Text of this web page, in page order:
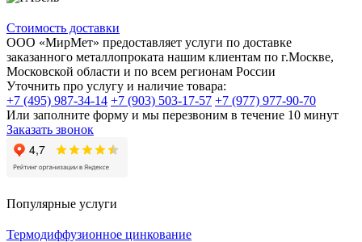
Стоимость доставки
ООО «МирМет» предоставляет услуги по доставке
заказанного металлопроката нашим клиентам по г.Москве,
Московской области и по всем регионам России
Уточнить про услугу и наличие товара:
+7 (495) 987-34-14 +7 (903) 503-17-57 +7 (977) 977-90-70
Или заполните форму и мы перезвоним в течение 10 минут
Заказать звонок
Популярные услуги
Термодиффузионное цинкование